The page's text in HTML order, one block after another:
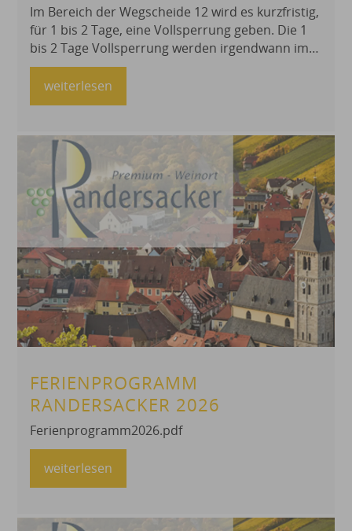
Im Bereich der Wegscheide 12 wird es kurzfristig,
für 1 bis 2 Tage, eine Vollsperrung geben. Die 1
bis 2 Tage Vollsperrung werden irgendwann im
Zeitraum vom 28.07.2026 bis 14.08.2026 liegen.
Die Müllentsorgung ist gewährleistet. Bitte
beachten Sie die Umleitungsbeschilderung und
weiterlesen
FERIENPROGRAMM
RANDERSACKER 2026
Ferienprogramm2026.pdf
weiterlesen